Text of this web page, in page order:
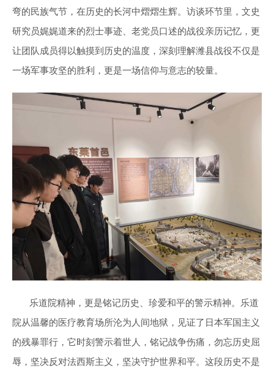
弯的民族气节，在历史的长河中熠熠生辉。访谈环节里，文史
研究员娓娓道来的烈士事迹、老党员口述的战役亲历记忆，更
让团队成员得以触摸到历史的温度，深刻理解潍县战役不仅是
一场军事攻坚的胜利，更是一场信仰与意志的较量。
乐道院精神，更是铭记历史、珍爱和平的警示精神。乐道
院从温馨的医疗教育场所沦为人间地狱，见证了日本军国主义
的残暴罪行，它时刻警示着世人，铭记战争伤痛，勿忘历史屈
辱，坚决反对法西斯主义，坚决守护世界和平。这段历史不是